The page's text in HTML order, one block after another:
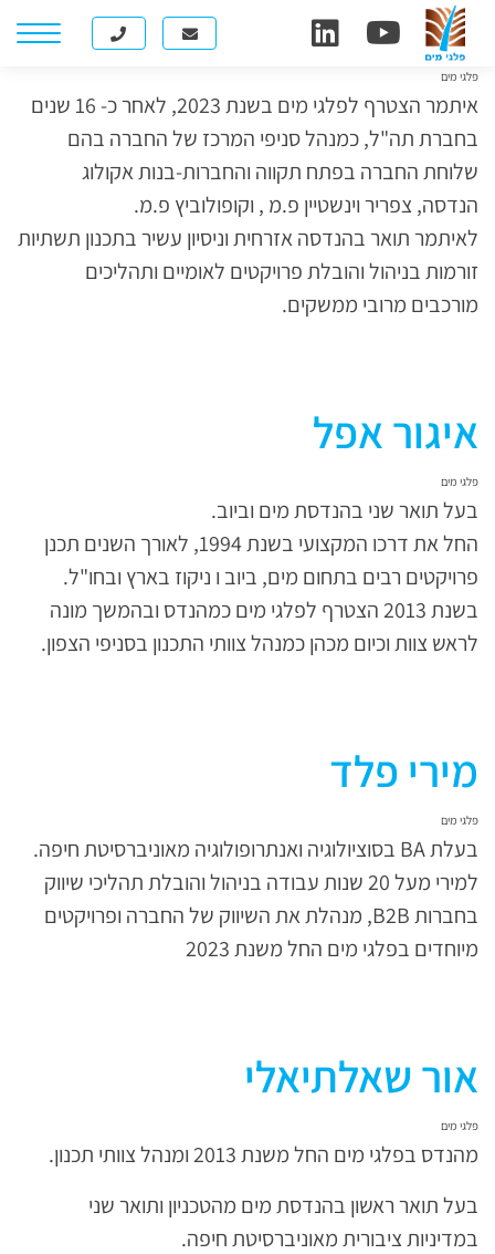
איתמר כהן
פלגי מים
איתמר הצטרף לפלגי מים בשנת 2023, לאחר כ- 16 שנים
בחברת תה"ל, כמנהל סניפי המרכז של החברה בהם
שלוחת החברה בפתח תקווה והחברות-בנות אקולוג
הנדסה, צפריר וינשטיין פ.מ , וקופולוביץ פ.מ.
לאיתמר תואר בהנדסה אזרחית וניסיון עשיר בתכנון תשתיות
זורמות בניהול והובלת פרויקטים לאומיים ותהליכים
מורכבים מרובי ממשקים.
איגור אפל
פלגי מים
בעל תואר שני בהנדסת מים וביוב.
החל את דרכו המקצועי בשנת 1994, לאורך השנים תכנן
פרויקטים רבים בתחום מים, ביוב ו ניקוז בארץ ובחו"ל.
בשנת 2013 הצטרף לפלגי מים כמהנדס ובהמשך מונה
לראש צוות וכיום מכהן כמנהל צוותי התכנון בסניפי הצפון.
מירי פלד
פלגי מים
בעלת BA בסוציולוגיה ואנתרופולוגיה מאוניברסיטת חיפה.
למירי מעל 20 שנות עבודה בניהול והובלת תהליכי שיווק
בחברות B2B, מנהלת את השיווק של החברה ופרויקטים
מיוחדים בפלגי מים החל משנת 2023
אור שאלתיאלי
פלגי מים
מהנדס בפלגי מים החל משנת 2013 ומנהל צוותי תכנון.
בעל תואר ראשון בהנדסת מים מהטכניון ותואר שני
במדיניות ציבורית מאוניברסיטת חיפה.